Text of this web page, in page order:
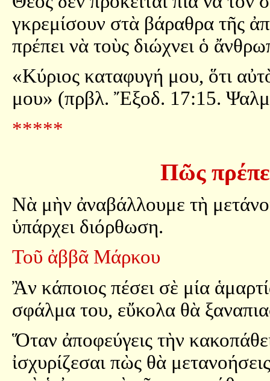
γκρεμίσουν στὰ βάραθρα τῆς
πρέπει νὰ τοὺς διώχνει ὁ
«Κύριος καταφυγή μου, ὅτι
μου» (πρβλ. Ἔξοδ. 17:15.
*****
Πῶς
Νὰ μὴν ἀναβάλλουμε τὴ
ὑπάρχει διόρθωση.
Τοῦ ἀββᾶ Μάρκου
Ἂν κάποιος πέσει σὲ μία
σφάλμα του, εὔκολα θὰ
Ὅταν ἀποφεύγεις τὴν
ἰσχυρίζεσαι πὼς θὰ